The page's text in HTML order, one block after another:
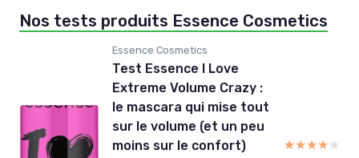
Nos tests produits Essence Cosmetics
Essence Cosmetics
Test Essence I Love
Extreme Volume Crazy :
le mascara qui mise tout
sur le volume (et un peu
moins sur le confort)
★★★★★
★★★★★